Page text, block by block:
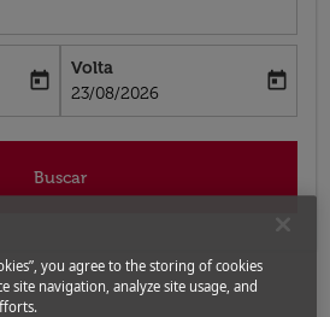
aria-label
today
Volta
fc-booking-return-date-aria-label
23/08/2026
today
Buscar
you agree to the storing of cookies
site navigation, analyze site usage, and